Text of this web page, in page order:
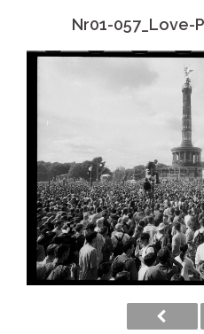
Nr01-057_Love-